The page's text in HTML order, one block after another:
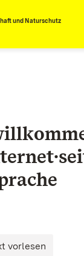
und Naturschutz
vorlesen